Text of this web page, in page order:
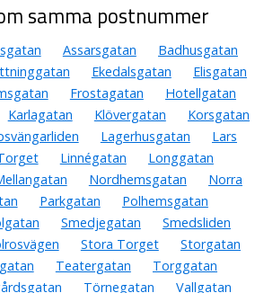
samma postnummer
Assarsgatan
Badhusgatan
Ekedalsgatan
Elisgatan
Frostagatan
Hotellgatan
Karlagatan Klövergatan
Korsgatan
Lagerhusgatan
Lars
Linnégatan
Longgatan
Nordhemsgatan
Norra
Parkgatan
Polhemsgatan
Smedjegatan
Smedsliden
Stora Torget
Storgatan
Teatergatan
Torggatan
Törnegatan Vallgatan